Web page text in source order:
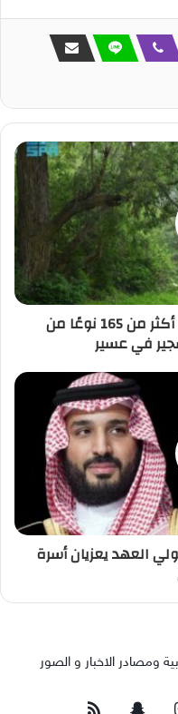
البرنامج الوطني للتشجير يحدد أكثر من 165 نوعًا من
في عسير
العهد يعزيان أسرة
ومصادر الاخبار و الصور
انستقرامسناب ملخص